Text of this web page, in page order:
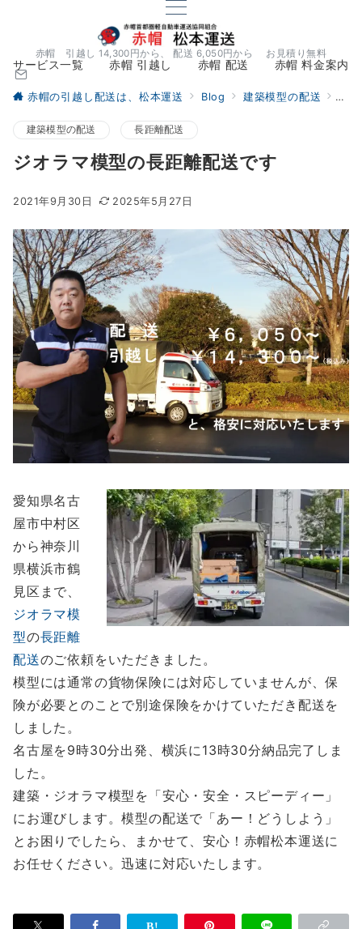
赤帽 引越し 14,300円から、 配送 6,050円から お見積り無料
サービス一覧 赤帽 引越し 赤帽 配送 赤帽 料金案内
赤帽の引越し配送は、松本運送 Blog 建築模型の配送 ジ
建築模型の配送 長距離配送
ジオラマ模型の長距離配送です
2021年9月30日 2025年5月27日
愛知県名古
屋市中村区
から神奈川
県横浜市鶴
見区まで、
ジオラマ模
型の長距離
配送のご依頼をいただきました。
模型には通常の貨物保険には対応していませんが、保
険が必要とのことで別途保険をかけていただき配送を
しました。
名古屋を9時30分出発、横浜に13時30分納品完了しま
した。
建築・ジオラマ模型を「安心・安全・スピーディー」
にお運びします。模型の配送で「あー！どうしよう」
とお困りでしたら、まかせて、安心！赤帽松本運送に
お任せください。迅速に対応いたします。